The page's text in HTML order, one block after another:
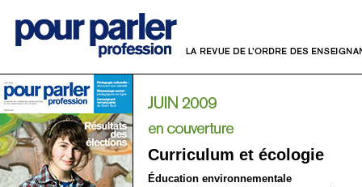
Curriculum et écologie
Éducation environnementale